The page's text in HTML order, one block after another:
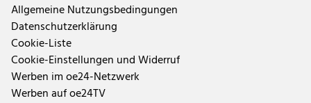
Allgemeine Nutzungsbedingungen
Datenschutzerklärung
Cookie-Liste
Cookie-Einstellungen und Widerruf
Werben im oe24-Netzwerk
Werben auf oe24TV